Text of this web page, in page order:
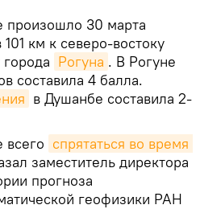
произошло 30 марта
км к северо-востоку
города Рогуна . В Рогуне
составила 4 балла.
в Душанбе составила 2-
всего спрятаться во время
заместитель директора
прогноза
геофизики РАН